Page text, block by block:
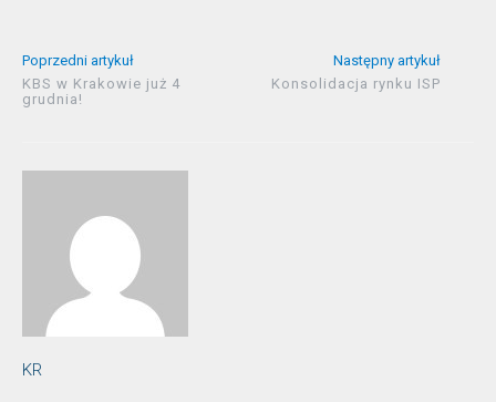
Poprzedni artykuł
KBS w Krakowie już 4
grudnia!
Następny artykuł
Konsolidacja rynku ISP
KR